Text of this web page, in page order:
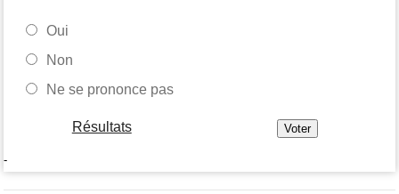
Oui
Non
Ne se prononce pas
Résultats
-